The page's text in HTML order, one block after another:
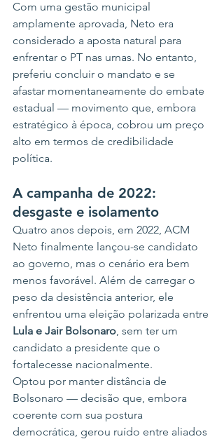
Com uma gestão municipal
amplamente aprovada, Neto era
considerado a aposta natural para
enfrentar o PT nas urnas. No entanto,
preferiu concluir o mandato e se
afastar momentaneamente do embate
estadual — movimento que, embora
estratégico à época, cobrou um preço
alto em termos de credibilidade
política.
A campanha de 2022:
desgaste e isolamento
Quatro anos depois, em 2022, ACM
Neto finalmente lançou-se candidato
ao governo, mas o cenário era bem
menos favorável. Além de carregar o
peso da desistência anterior, ele
enfrentou uma eleição polarizada entre
Lula e Jair Bolsonaro , sem ter um
candidato a presidente que o
fortalecesse nacionalmente.
Optou por manter distância de
Bolsonaro — decisão que, embora
coerente com sua postura
democrática, gerou ruído entre aliados